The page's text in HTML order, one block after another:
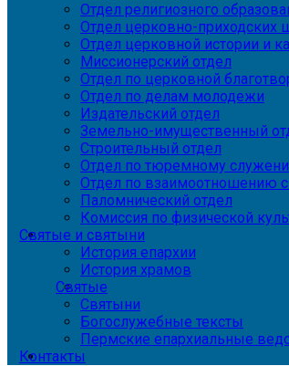
Отдел религиозного
Отдел церковно-приходских
Отдел церковной истории и
Миссионерский отдел
Отдел по церковной
Отдел по делам молодежи
Издательский отдел
Земельно-имущественный
Строительный отдел
Отдел по тюремному
Отдел по взаимоотношению
Паломнический отдел
Комиссия по физической
Святые и святыни
История епархии
История храмов
Святые
Святыни
Богослужебные тексты
Пермские епархиальные
Контакты